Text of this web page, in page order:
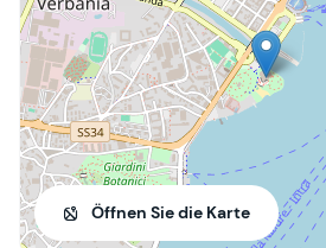
Öffnen Sie die Karte